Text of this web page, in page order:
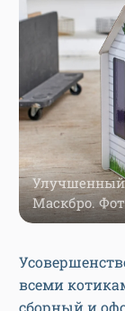
Улучшенный
Маскбро.
всеми